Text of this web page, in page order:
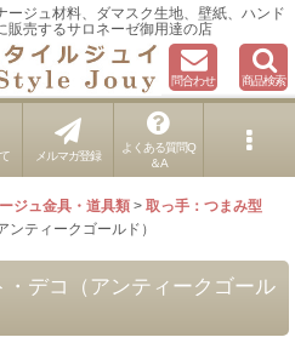
ージュ材料、ダマスク生地、壁紙、ハンド
販売するサロネーゼ御用達の店
問合わせ 商品検索
メルマガ登録
よくある質問Q
＆A
ジュ金具・道具類 > 取っ手：つまみ型
ンティークゴールド）
・デコ（アンティークゴール